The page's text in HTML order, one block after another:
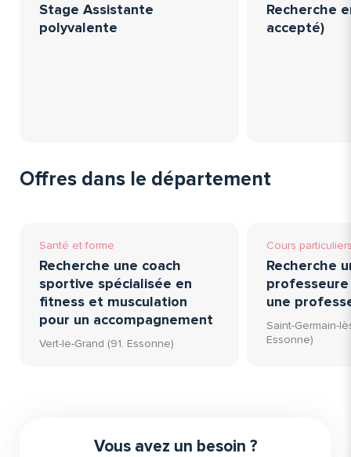
Stage Assistante
polyvalente
Recherche
accepté)
Offres dans le département
Santé et forme
Recherche une coach
sportive spécialisée en
fitness et musculation
pour un accompagnement
Vert-le-Grand (91. Essonne)
Cours
Recherche
professeure
une
Saint-Germain-
Essonne)
Vous avez un besoin ?